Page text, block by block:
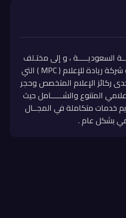
السعوديـــــة ، و إلى مختـلف
مناطقها ، كانت انطلاقة شركة ريادة للإعلام ( MPC ) التي
ركائز الإعلام المتخصص وحجر
المتنوع والشــــــامل حيث
خدمات متكاملة في المجــال
بشكل عام .